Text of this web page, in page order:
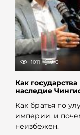
1011 0
Как
наследие
Как братья по
империи, и
неизбежен.